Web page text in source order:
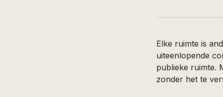
Elke ruimte is
uiteenlopende
publieke ruimte.
zonder het te